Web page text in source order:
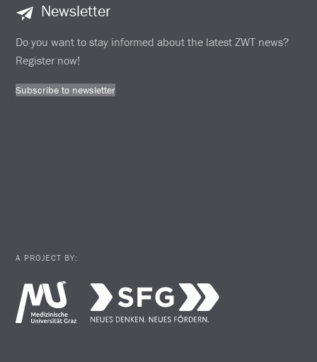
Newsletter
Do you want to stay informed about the latest ZWT news?
Register now!
Subscribe to newsletter
A PROJECT BY: